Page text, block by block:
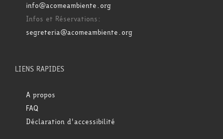
info@acomeambiente.org
Infos et Réservations:
segreteria@acomeambiente.org
LIENS RAPIDES
A propos
FAQ
Déclaration d'accessibilité